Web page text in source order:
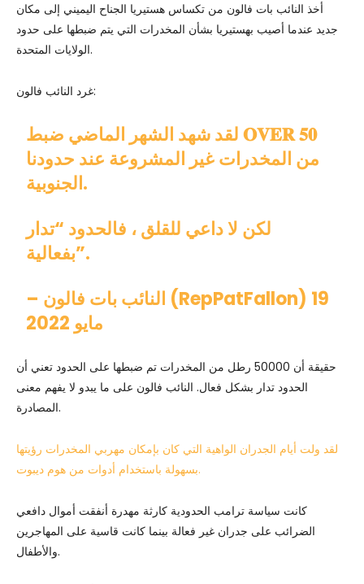
أخذ النائب بات فالون من تكساس هستيريا الجناح اليميني إلى مكان
جديد عندما أصيب بهستيريا بشأن المخدرات التي يتم ضبطها على حدود
الولايات المتحدة.
غرد النائب فالون:
لقد شهد الشهر الماضي ضبط 𝐎𝐕𝐄𝐑 𝟓𝟎
من المخدرات غير المشروعة عند حدودنا
الجنوبية.
لكن لا داعي للقلق ، فالحدود “تدار
بفعالية”.
– النائب بات فالون (RepPatFallon) 19
مايو 2022
حقيقة أن 50000 رطل من المخدرات تم ضبطها على الحدود تعني أن
الحدود تدار بشكل فعال. النائب فالون على ما يبدو لا يفهم معنى
المصادرة.
لقد ولت أيام الجدران الواهية التي كان بإمكان مهربي المخدرات رؤيتها
بسهولة باستخدام أدوات من هوم ديبوت.
كانت سياسة ترامب الحدودية كارثة مهدرة أنفقت أموال دافعي
الضرائب على جدران غير فعالة بينما كانت قاسية على المهاجرين
والأطفال.